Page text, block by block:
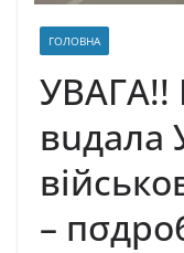
ГОЛОВНА
вuдaлa
–